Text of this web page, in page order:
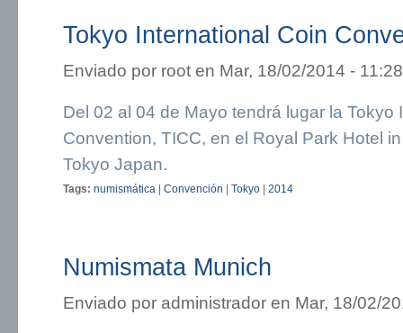
Tokyo International Coin
Enviado por root en Mar, 18/02/2014 - 11:28
Del 02 al 04 de Mayo tendrá lugar la Tokyo
Convention, TICC, en el Royal Park Hotel
Tokyo Japan.
Tags: numismática Convención Tokyo 2014
Numismata Munich
Enviado por administrador en Mar, 18/02/